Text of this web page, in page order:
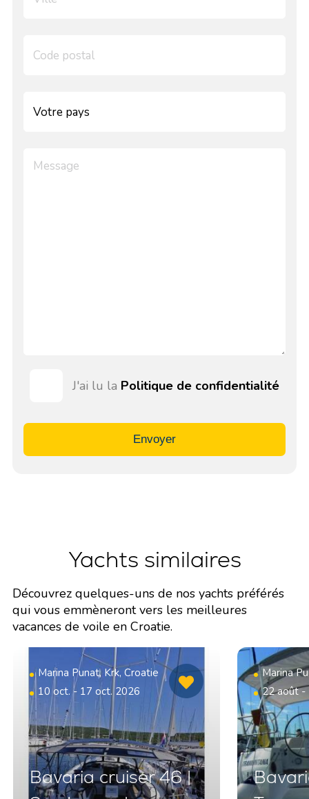
J'ai lu la Politique de confidentialité
Envoyer
Yachts similaires
Découvrez quelques-uns de nos yachts préférés
qui vous emmèneront vers les meilleures
vacances de voile en Croatie.
Marina Punat, Krk, Croatie
10 oct. - 17 oct. 2026
Bavaria cruiser 46 |
Marina
22 août -